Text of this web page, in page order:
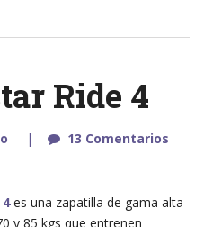
Ride 4
13 Comentarios
es una zapatilla de gama alta
y 85 kgs que entrenen